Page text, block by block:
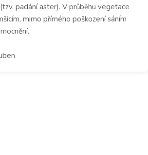
padání aster). V průběhu vegetace
mimo přímého poškození sáním